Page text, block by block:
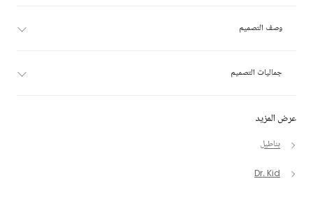
عرض المزيد
بناطيل
Dr. Kid
وصف التصميم
جماليات التصميم